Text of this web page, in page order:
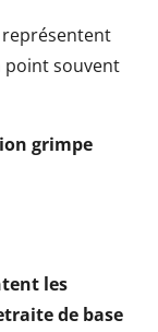
représentent
point souvent
grimpe
les
de base